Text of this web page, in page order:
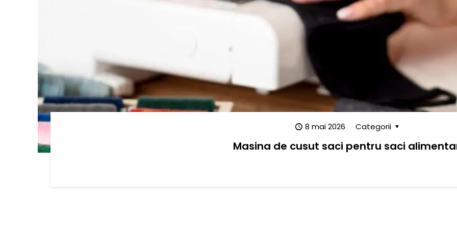
8 mai 2026 Categorii
Masina de cusut saci pentru saci